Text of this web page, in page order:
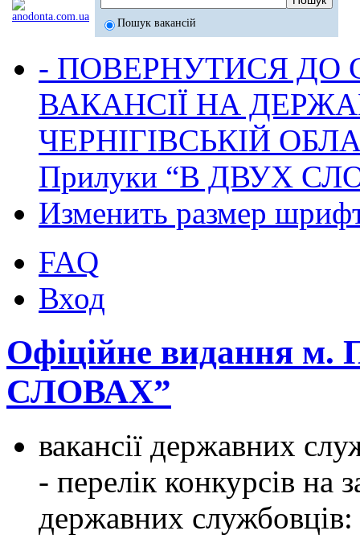
Пошук вакансій
- ПОВЕРНУТИСЯ ДО
ВАКАНСІЇ НА
ЧЕРНІГІВСЬКІЙ
Прилуки “В ДВУХ
Изменить размер
FAQ
Вход
Офіційне видання
СЛОВАХ”
вакансії державних
- перелік конкурсів на
державних службовців: